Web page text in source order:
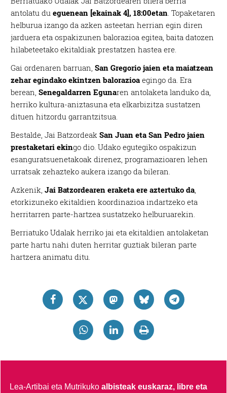
antolatu dueguenean [ekainak 4], 18:00etan. Topaketaren
helburua izango da azken asteetan herrian egin diren
jarduera eta ospakizunen balorazioa egitea, baita datozen
hilabeteetako ekitaldiak prestatzen hastea ere.
Gai ordenaren barruan,San Gregorio jaien eta maiatzean
zehar egindako ekintzen balorazioa egingo da. Era
berean,Senegaldarren Egunaren antolaketa landuko da,
herriko kultura-aniztasuna eta elkarbizitza sustatzen
dituen hitzordu garrantzitsua.
Bestalde, Jai BatzordeakSan Juan eta San Pedro jaien
prestaketari ekingo dio. Udako egutegiko ospakizun
esanguratsuenetakoak direnez, programazioaren lehen
urratsak zehazteko aukera izango da bileran.
Azkenik, Jai Batzordearen eraketa ere aztertuko da,
etorkizuneko ekitaldien koordinazioa indartzeko eta
herritarren parte-hartzea sustatzeko helburuarekin.
Berriatuko Udalak herriko jai eta ekitaldien antolaketan
parte hartu nahi duten herritar guztiak bileran parte
hartzera animatu ditu.
Lea-Artibai eta Mutrikukoalbisteak euskaraz, libre eta